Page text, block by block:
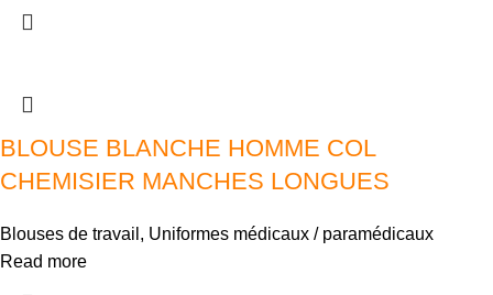
BLOUSE BLANCHE HOMME COL
CHEMISIER MANCHES LONGUES
Blouses de travail , Uniformes médicaux / paramédicaux
Read more